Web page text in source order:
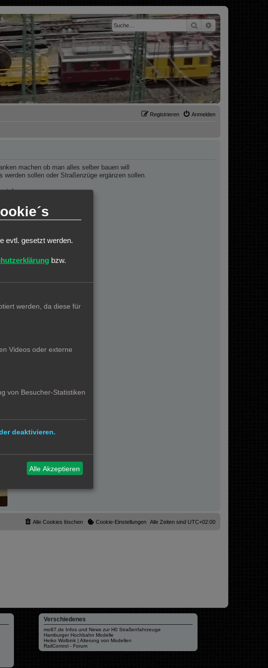
SucheErweiterte Suche
Anmelden
Registrieren
machen ob man alles selber bauen will
sollen oder Straßenzüge ergänzen sollen.
stehen.
tatsächlich nicht 1:87.
sich daran zu orientieren.
zu haben.
Alle Zeiten sind UTC+02:00
Cookie-Einstellungen
Alle Cookies löschen
Verschiedenes
mo87.de Infos und News zur H0 Straßenfahrzeuge
Hamburger Hochbahn Modelle
Heiko Wolbink | Alterung von Modellen
RailControl - Forum
evtl. gesetzt werden.
bzw.
werden, da diese für
Videos oder externe
von Besucher-Statistiken
deaktivieren.
Alle Akzeptieren